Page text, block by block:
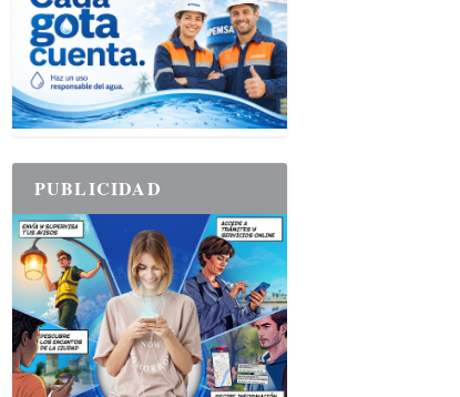
PUBLICIDAD